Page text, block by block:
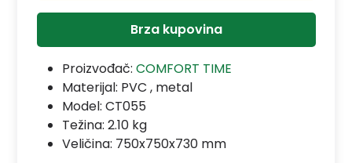
Brza kupovina
Proizvođač: COMFORT TIME
Materijal: PVC , metal
Model: CT055
Težina: 2.10 kg
Veličina: 750x750x730 mm